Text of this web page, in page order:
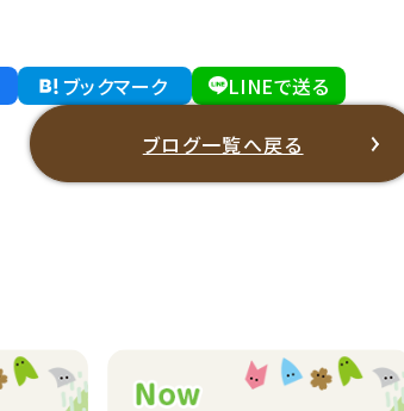
ブックマーク LINEで送る
ブログ一覧へ戻る